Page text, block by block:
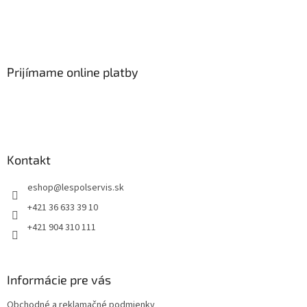
Prijímame online platby
Kontakt
eshop@lespolservis.sk
+421 36 633 39 10
+421 904 310 111
Informácie pre vás